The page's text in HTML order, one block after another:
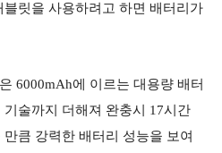
릿을 사용하려고 하면 배터리가
6000mAh에 이르는 대용량 배터
술까지 더해져 완충시 17시간
큼 강력한 배터리 성능을 보여